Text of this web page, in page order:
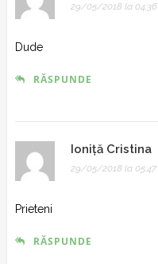
29/05/2018 la 04:36
Dude
RĂSPUNDE
Ioniță Cristina
29/05/2018 la 05:47
Prieteni
RĂSPUNDE